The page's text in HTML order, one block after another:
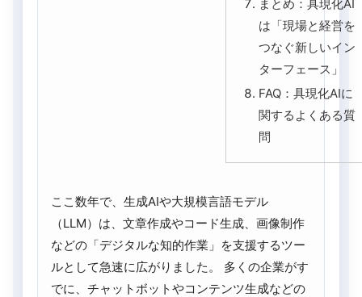
まとめ：具現化AI
は「現場と経営を
つなぐ新しいイン
ターフェース」
FAQ：具現化AIに
関するよくある質
問
ここ数年で、生成AIや大規模言語モデル
（LLM）は、文章作成やコード生成、画像制作
などの「デジタルな知的作業」を支援するツー
ルとして急速に広がりました。 多くの企業がす
でに、チャットボットやコンテンツ生成などの